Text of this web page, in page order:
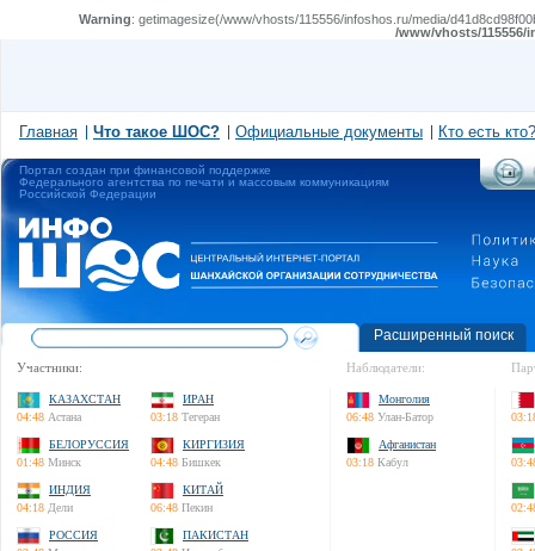
Warning: getimagesize(/www/vhosts/115556/infoshos.ru/media/
/www/vhosts/
Главная Что такое ШОС? Официальные документы Кто есть кто?
Портал создан при финансовой поддержке
Федерального агентства по печати и массовым коммуникациям
Российской Федерации
Расширенный поиск
Участники:
КАЗАХСТАН
04:48 Астана
ИРАН
03:18 Тегеран
БЕЛОРУССИЯ
01:48 Минск
КИРГИЗИЯ
04:48 Бишкек
ИНДИЯ
04:18 Дели
КИТАЙ
06:48 Пекин
РОССИЯ
ПАКИСТАН
Наблюдатели:
Монголия
06:48 Улан-Батор
Афганистан
03:18 Кабул